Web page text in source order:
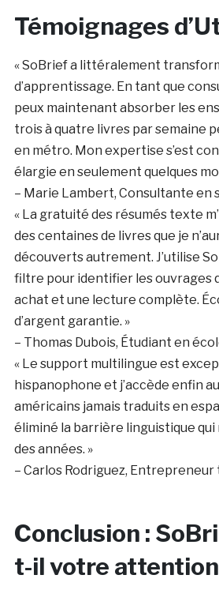
Témoignages
« SoBrief a littéralement
d’apprentissage. En tant que
peux maintenant absorber les
trois à quatre livres par semaine
en métro. Mon expertise s’est
élargie en seulement quelques
– Marie Lambert, Consultante en
« La gratuité des résumés texte
des centaines de livres que je
découverts autrement. J’utilise
filtre pour identifier les ouvrages
achat et une lecture complète.
d’argent garantie. »
– Thomas Dubois, Étudiant en
« Le support multilingue est
hispanophone et j’accède enfin
américains jamais traduits en
éliminé la barrière linguistique
des années. »
– Carlos Rodriguez,
Conclusion :
t-il votre